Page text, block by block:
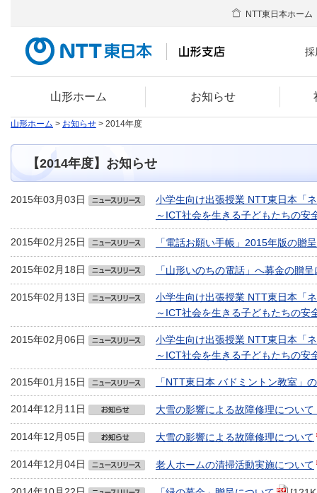
山形ホーム お知らせ
NTT東日本ホーム
採
山形ホーム > お知らせ > 2014年度
【2014年度】お知らせ
2015年03月03日
小学生向け出張授業 NTT東日本「
～ICT社会を生きる子どもたちの安
2015年02月25日 「電話お願い手帳」2015年版の贈
2015年02月18日 「山形いのちの電話」へ募金の贈
2015年02月13日
小学生向け出張授業 NTT東日本「
～ICT社会を生きる子どもたちの安
2015年02月06日
小学生向け出張授業 NTT東日本「
～ICT社会を生きる子どもたちの安
2015年01月15日 「NTT東日本 バドミントン教室」
2014年12月11日 大雪の影響による故障修理について
2014年12月05日 大雪の影響による故障修理について
2014年12月04日 老人ホームの清掃活動実施について